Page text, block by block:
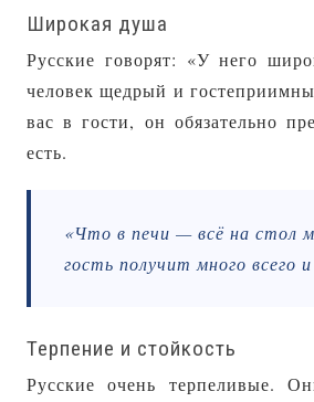
Широкая душа
Русские говорят: «У него
человек щедрый и
вас в гости, он обязательно
есть.
«Что в печи — всё на стол
гость получит много всего и
Терпение и стойкость
Русские очень терпеливые.